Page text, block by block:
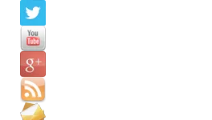
News
Palazzi consiglia
Video